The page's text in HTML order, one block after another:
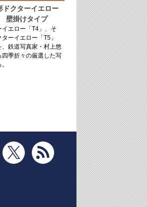
クターイエロー
壁掛けタイプ
イエロー「T4」、そ
ターイエロー「T5」
、鉄道写真家・村上悠
四季折々の厳選した写